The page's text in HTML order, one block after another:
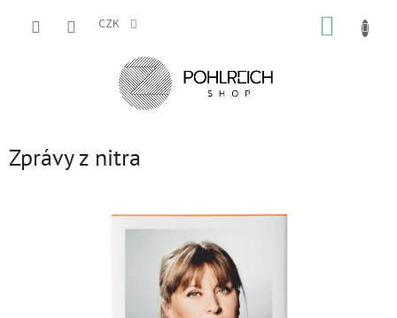
CZK
Zprávy z nitra